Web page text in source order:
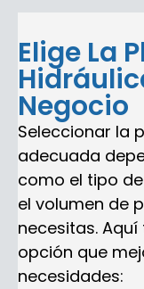
Elige La
Negocio
Seleccionar la
adecuada
como el tipo
el volumen de
necesitas.
opción que
necesidades: